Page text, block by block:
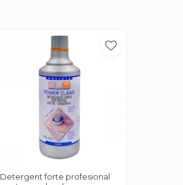
Detergent forte profesional